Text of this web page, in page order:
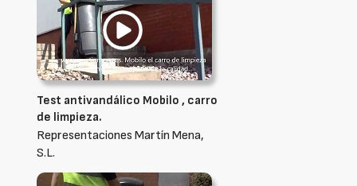
Test antivandálico Mobilo , carro
de limpieza.
Representaciones Martín Mena,
S.L.